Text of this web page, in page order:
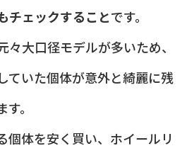
チェックすることです。
々大口径モデルが多いため、
ていた個体が意外と綺麗に残
。
個体を安く買い、ホイールリ